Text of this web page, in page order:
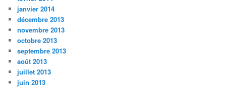
janvier 2014
décembre 2013
novembre 2013
octobre 2013
septembre 2013
août 2013
juillet 2013
juin 2013